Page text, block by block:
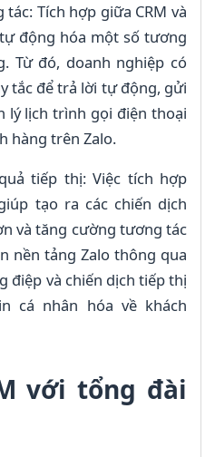
Tích hợp giữa CRM và
động hóa một số tương
Từ đó, doanh nghiệp có
tắc để trả lời tự động, gửi
lý lịch trình gọi điện thoại
hàng trên Zalo.
tiếp thị: Việc tích hợp
tạo ra các chiến dịch
và tăng cường tương tác
nền tảng Zalo thông qua
điệp và chiến dịch tiếp thị
cá nhân hóa về khách
với tổng đài